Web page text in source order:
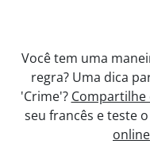
Você tem uma
regra? Uma dica
'Crime'? Compartilhe
seu francês e teste o
online